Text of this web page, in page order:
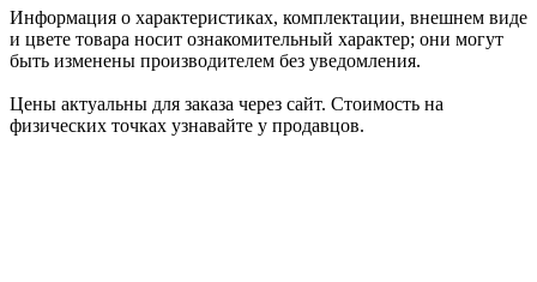
Информация о характеристиках, комплектации, внешнем виде
и цвете товара носит ознакомительный характер; они могут
быть изменены производителем без уведомления.
Цены актуальны для заказа через сайт. Стоимость на
физических точках узнавайте у продавцов.